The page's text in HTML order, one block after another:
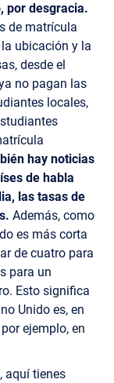
por desgracia.
de matrícula
ubicación y la
desde el
no pagan las
locales,
hay noticias
de habla
las tasas de
Además, como
es más corta
de cuatro para
para un
Esto significa
Unido es, en
ejemplo, en
aquí tienes